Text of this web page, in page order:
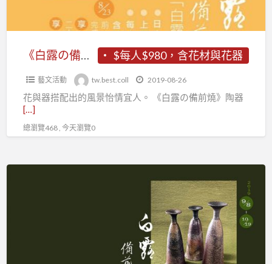
講
$每人$980，含花材與花器
《白露の備前燒》插花講習
藝文活動 tw.best.coll 2019-08-26
花與器搭配出的風景怡情宜人。 《白露の備前燒》陶器
[…]
總瀏覽468 , 今天瀏覽0
《白